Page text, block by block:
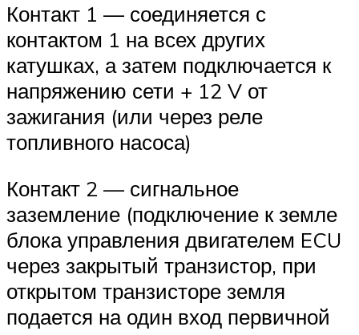
Контакт 1 — соединяется с
контактом 1 на всех других
катушках, а затем подключается к
напряжению сети + 12 V от
зажигания (или через реле
топливного насоса)
Контакт 2 — сигнальное
заземление (подключение к земле
блока управления двигателем ECU
через закрытый транзистор, при
открытом транзисторе земля
подается на один вход первичной